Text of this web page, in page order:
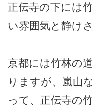
正伝寺の下には
い雰囲気と静け
京都には竹林の
りますが、嵐山
って、正伝寺の